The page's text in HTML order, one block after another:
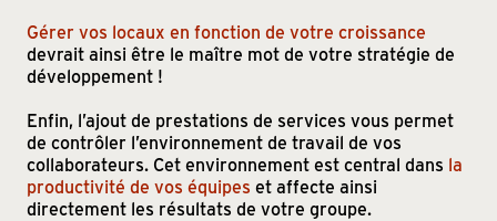
Gérer vos locaux en fonction de votre croissance
devrait ainsi être le maître mot de votre stratégie de
développement !
Enfin, l’ajout de prestations de services vous permet
de contrôler l’environnement de travail de vos
collaborateurs. Cet environnement est central dans la
productivité de vos équipes et affecte ainsi
directement les résultats de votre groupe.